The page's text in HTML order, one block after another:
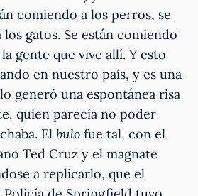
comiendo a los perros, se
gatos. Se están comiendo
gente que vive allí. Y esto
en nuestro país, y es una
generó una espontánea risa
quien parecía no poder
Elbulo fue tal, con el
Ted Cruz y el magnate
a replicarlo, que el